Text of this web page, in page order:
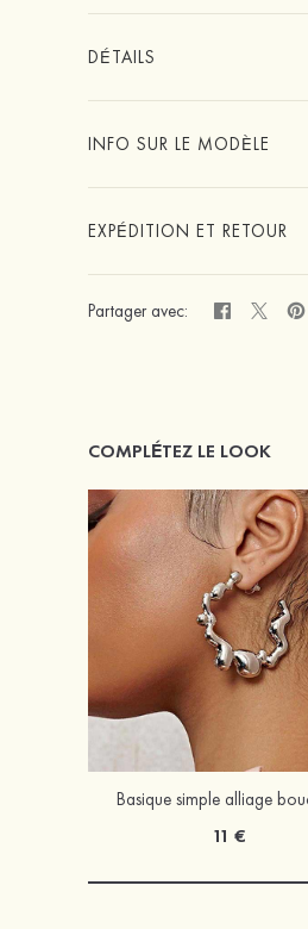
DÉTAILS
INFO SUR LE MODÈLE
EXPÉDITION ET RETOUR
Partager avec:
COMPLÉTEZ LE LOOK
11 €